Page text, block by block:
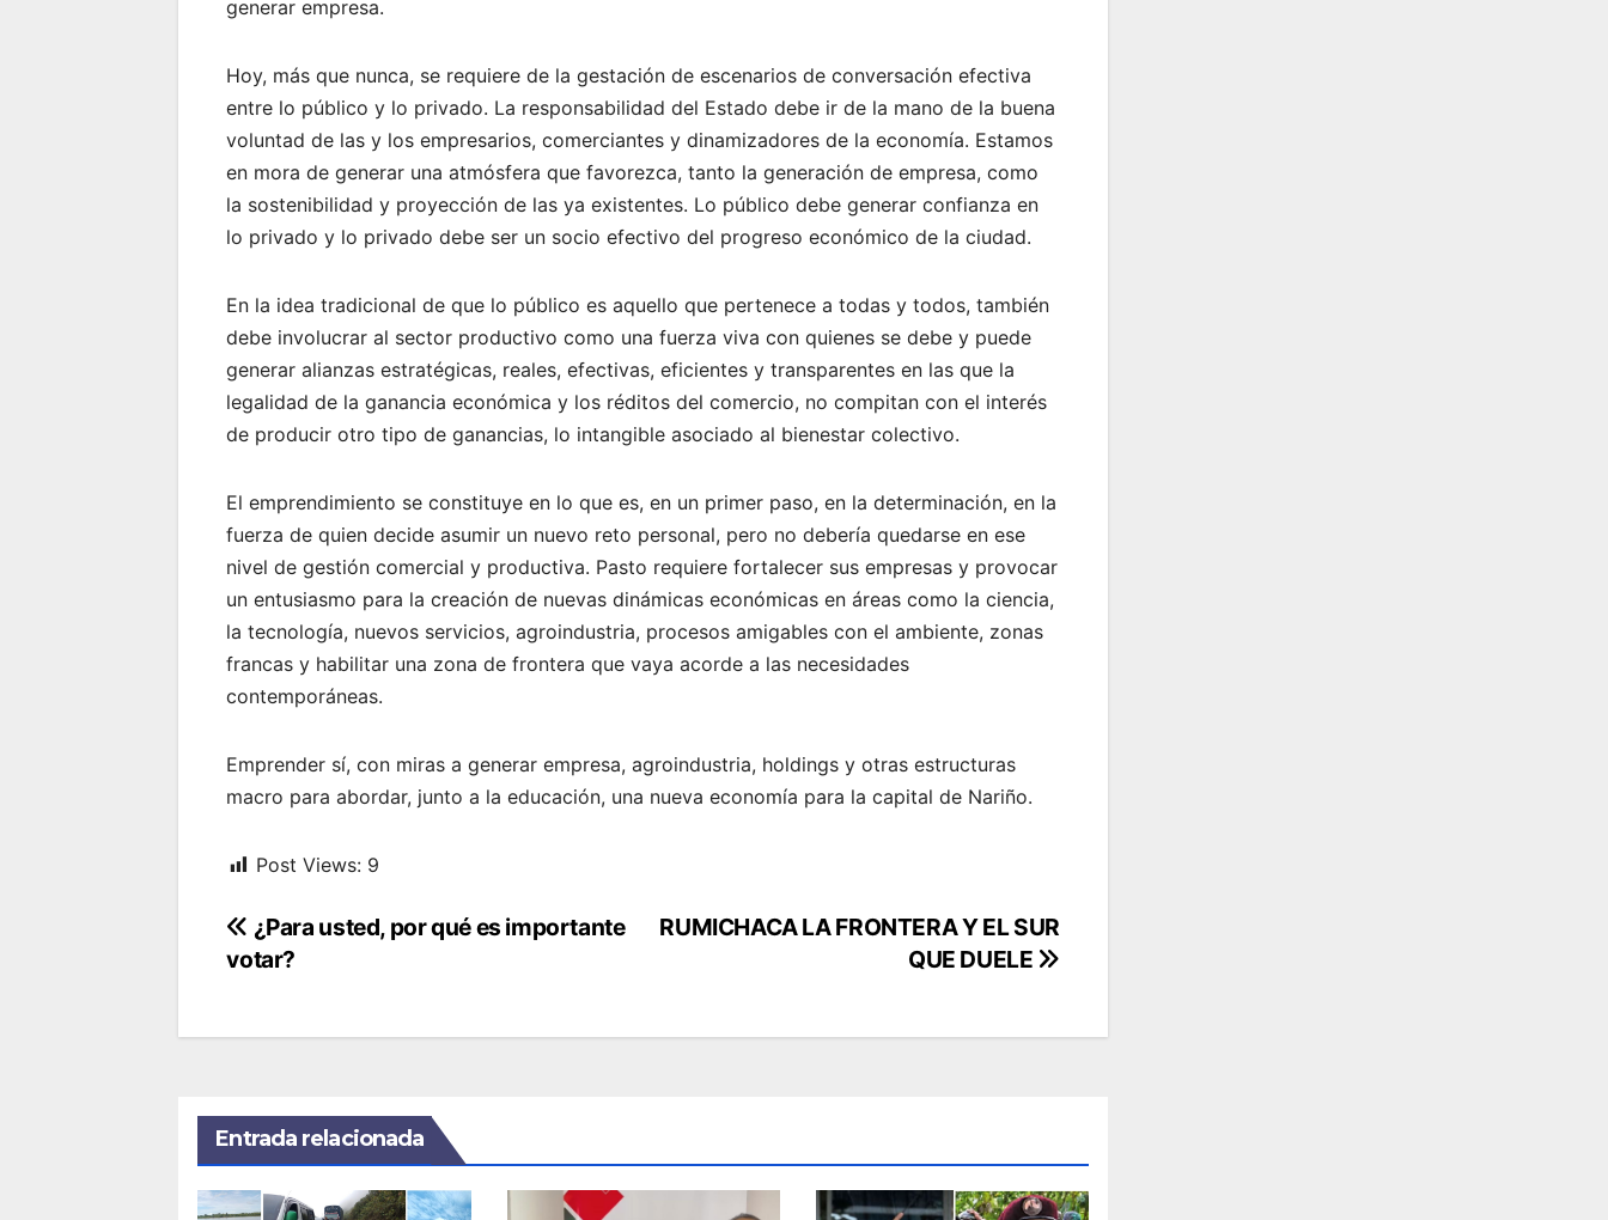
generar empresa.
Hoy, más que nunca, se requiere de la gestación de escenarios de conversación efectiva
entre lo público y lo privado. La responsabilidad del Estado debe ir de la mano de la buena
voluntad de las y los empresarios, comerciantes y dinamizadores de la economía. Estamos
en mora de generar una atmósfera que favorezca, tanto la generación de empresa, como
la sostenibilidad y proyección de las ya existentes. Lo público debe generar confianza en
lo privado y lo privado debe ser un socio efectivo del progreso económico de la ciudad.
En la idea tradicional de que lo público es aquello que pertenece a todas y todos, también
debe involucrar al sector productivo como una fuerza viva con quienes se debe y puede
generar alianzas estratégicas, reales, efectivas, eficientes y transparentes en las que la
legalidad de la ganancia económica y los réditos del comercio, no compitan con el interés
de producir otro tipo de ganancias, lo intangible asociado al bienestar colectivo.
El emprendimiento se constituye en lo que es, en un primer paso, en la determinación, en la
fuerza de quien decide asumir un nuevo reto personal, pero no debería quedarse en ese
nivel de gestión comercial y productiva. Pasto requiere fortalecer sus empresas y provocar
un entusiasmo para la creación de nuevas dinámicas económicas en áreas como la ciencia,
la tecnología, nuevos servicios, agroindustria, procesos amigables con el ambiente, zonas
francas y habilitar una zona de frontera que vaya acorde a las necesidades
contemporáneas.
Emprender sí, con miras a generar empresa, agroindustria, holdings y otras estructuras
macro para abordar, junto a la educación, una nueva economía para la capital de Nariño.
Post Views: 9
Navegación
de
entradas
RUMICHACA LA FRONTERA Y EL SUR
QUE DUELE
¿Para usted, por qué es importante
votar?
Entrada relacionada